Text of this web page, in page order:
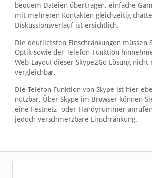
bequem Dateien übertragen, einfache
mit mehreren Kontakten gleichzeitig
Diskussionsverlauf ist ersichtlich.
Die deutlichsten Einschränkungen müssen
Optik sowie der Telefon-Funktion
Web-Layout dieser Skype2Go Lösung
vergleichbar.
Die Telefon-Funktion von Skype ist hier
nutzbar. Über Skype im Browser können
eine Festnetz- oder Handynummer
jedoch verschmerzbare Einschränkung.